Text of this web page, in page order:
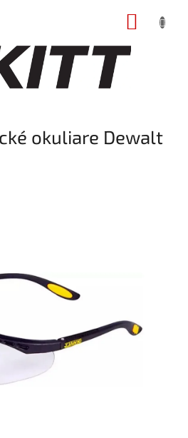
okuliare Dewalt